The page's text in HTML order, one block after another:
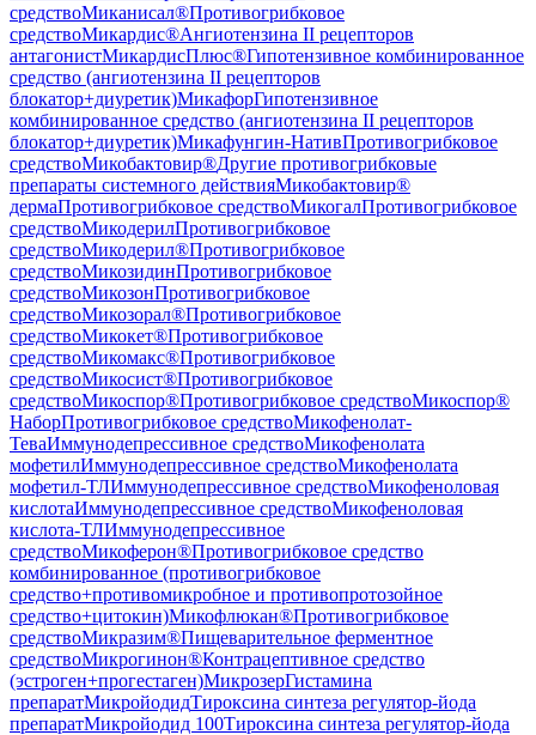
средствоМиканисал®Противогрибковое
средствоМикардис®Ангиотензина II рецепторов
антагонистМикардисПлюс®Гипотензивное комбинированное
средство (ангиотензина II рецепторов
блокатор+диуретик)МикафорГипотензивное
комбинированное средство (ангиотензина II рецепторов
блокатор+диуретик)Микафунгин-НативПротивогрибковое
средствоМикобактовир®Другие противогрибковые
препараты системного действияМикобактовир®
дермаПротивогрибковое средствоМикогалПротивогрибковое
средствоМикодерилПротивогрибковое
средствоМикодерил®Противогрибковое
средствоМикозидинПротивогрибковое
средствоМикозонПротивогрибковое
средствоМикозорал®Противогрибковое
средствоМикокет®Противогрибковое
средствоМикомакс®Противогрибковое
средствоМикосист®Противогрибковое
средствоМикоспор®Противогрибковое средствоМикоспор®
НаборПротивогрибковое средствоМикофенолат-
ТеваИммунодепрессивное средствоМикофенолата
мофетилИммунодепрессивное средствоМикофенолата
мофетил-ТЛИммунодепрессивное средствоМикофеноловая
кислотаИммунодепрессивное средствоМикофеноловая
кислота-ТЛИммунодепрессивное
средствоМикоферон®Противогрибковое средство
комбинированное (противогрибковое
средство+противомикробное и противопротозойное
средство+цитокин)Микофлюкан®Противогрибковое
средствоМикразим®Пищеварительное ферментное
средствоМикрогинон®Контрацептивное средство
(эстроген+прогестаген)МикрозерГистамина
препаратМикройодидТироксина синтеза регулятор-йода
препаратМикройодид 100Тироксина синтеза регулятор-йода